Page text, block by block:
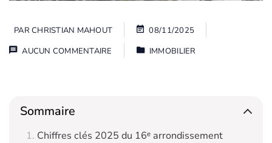
PARCHRISTIAN MAHOUT
08/11/2025
AUCUN COMMENTAIRE
IMMOBILIER
Sommaire
Chiffres clés 2025 du 16ᵉ arrondissement